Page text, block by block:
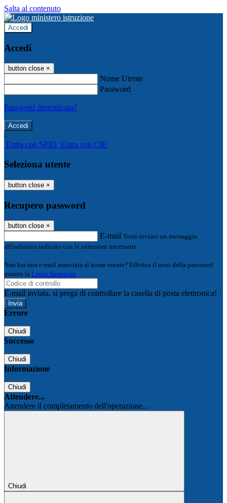
Salta al contenuto
Accedi
Accedi
button close ×
Nome Utente
Password
Password dimenticata?
-
Entra con SPID Entra con CIE
Seleziona utente
button close ×
Recupero password
button close ×
E-mail Verrà inviato un messaggio
all'indirizzo indicato con le istruzioni necessarie.
Non hai una e-mail associata al nome utente? Effettua il reset della password
tramite la Login Spaggiari
E-mail inviata, si prega di controllare la casella di posta elettronica!
Errore
Chiudi
Successo
Chiudi
Informazione
Chiudi
Attendere...
Attendere il completamento dell'operazione...
Chiudi